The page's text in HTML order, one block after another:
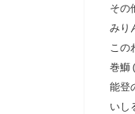
その
みり
この
巻鰤
能登
いし